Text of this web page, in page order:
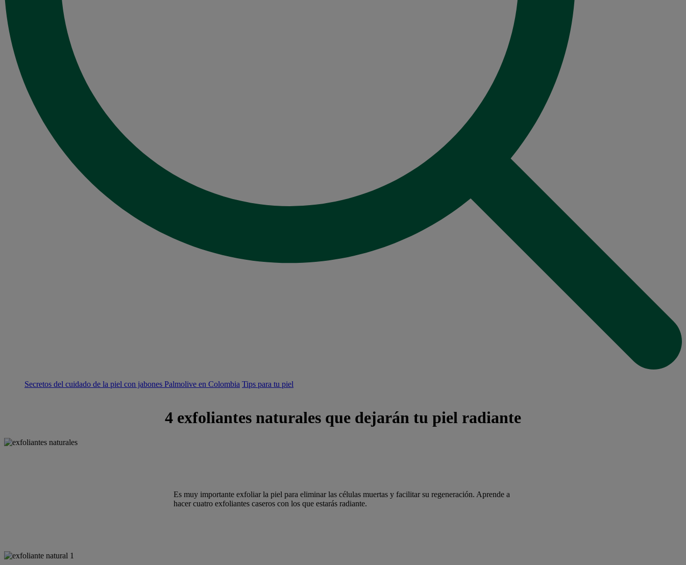
Secretos del cuidado de la piel con jabones Palmolive en Colombia Tips para tu piel
4 exfoliantes naturales que dejarán tu piel radiante
Es muy importante exfoliar la piel para eliminar las células muertas y facilitar su regeneración. Aprende a
hacer cuatro exfoliantes caseros con los que estarás radiante.